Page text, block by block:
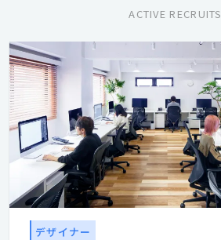
ACTIVE RECRUITS
デザイナー